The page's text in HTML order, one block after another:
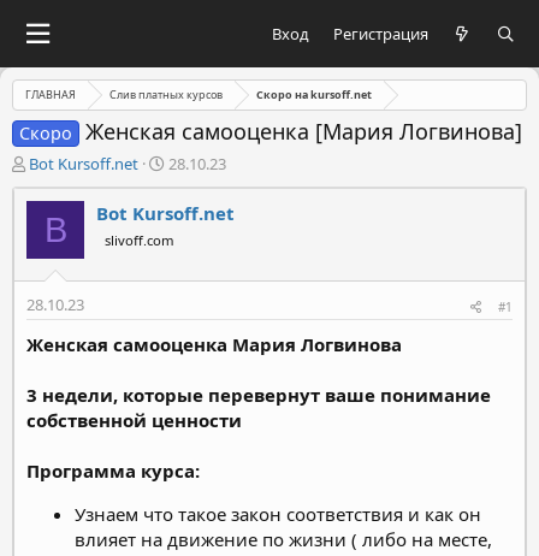
Вход Регистрация
ГЛАВНАЯ Слив платных курсов Скоро на kursoff.net
Скоро Женская самооценка [Мария Логвинова]
А
в
т
м
ы
Bot Kursoff.net
Д
а
т
а
н
а
а
28.10.23
B Bot Kursoff.net
slivoff.com
28.10.23 #1
Женская самооценка Мария Логвинова
3 недели, которые перевернут ваше понимание
собственной ценности
Программа курса:
Узнаем что такое закон соответствия и как он
влияет на движение по жизни ( либо на месте,